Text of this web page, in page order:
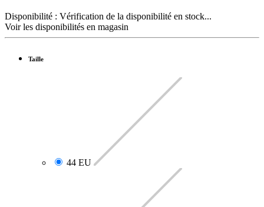
Disponibilité : Vérification de la disponibilité en stock...
Voir les disponibilités en magasin
Taille
44 EU